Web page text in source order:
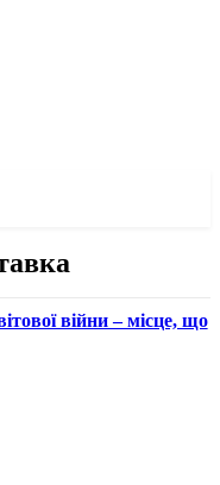
війни – місце, що